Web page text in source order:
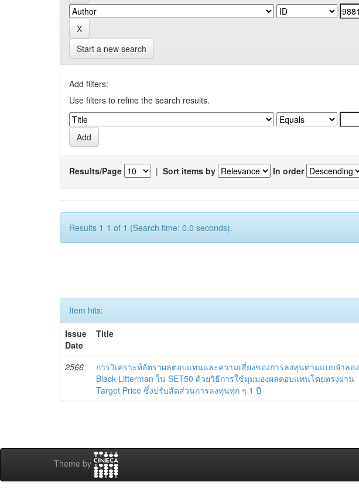
Start a new search
Add filters:
Use filters to refine the search results.
Results/Page | Sort items by In order
Results 1-1 of 1 (Search time: 0.0 seconds).
Item hits:
Issue
Date
Title
2566
การวิเคราะห์อัตราผลตอบแทนและความเสี่ยงของการลงทุนตามแบบจำลอง
Black-Litterman ใน SET50 ด้วยวิธีการใช้มุมมองผลตอบแทนโดยตรงผ่าน
Target Price ซึ่งปรับสัดส่วนการลงทุนทุก ๆ 1 ปี
Theme by